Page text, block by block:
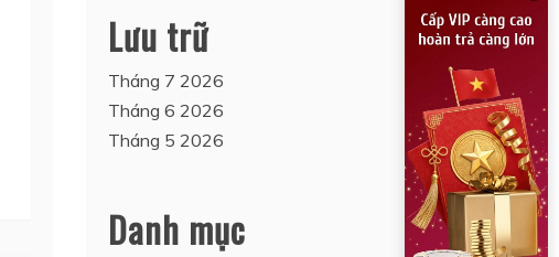
Lưu trữ
Tháng 7 2026
Tháng 6 2026
Tháng 5 2026
Danh mục